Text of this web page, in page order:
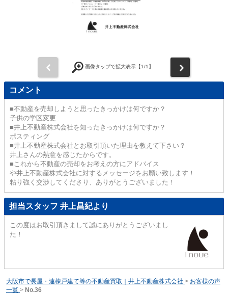
画像タップで拡大表示【1/1】
コメント
■不動産を売却しようと思ったきっかけは何ですか？
子供の学区変更
■井上不動産株式会社を知ったきっかけは何ですか？
ポスティング
■井上不動産株式会社とお取引頂いた理由を教えて下さい？
井上さんの熱意を感じたからです。
■これから不動産の売却をお考えの方にアドバイス
や井上不動産株式会社に対するメッセージをお願い致します！
粘り強く交渉してくださり、ありがとうございました！
担当スタッフ 井上昌紀より
この度はお取引頂きまして誠にありがとうございまし
た！
大阪市で長屋・連棟戸建て等の不動産買取｜井上不動産株式会社 > お客様の声
一覧 > No.36